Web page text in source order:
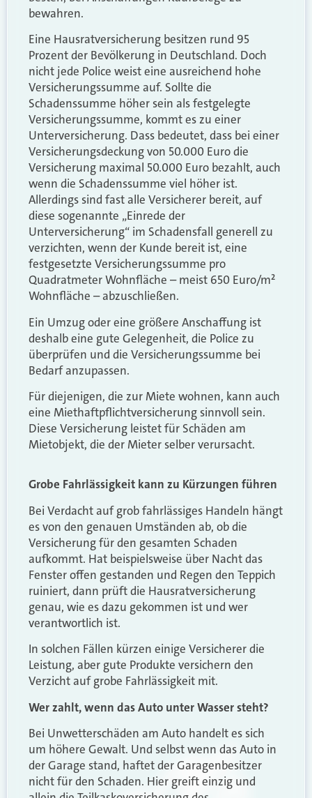
bewahren.
Eine Hausratversicherung besitzen rund 95
Prozent der Bevölkerung in Deutschland. Doch
nicht jede Police weist eine ausreichend hohe
Versicherungssumme auf. Sollte die
Schadenssumme höher sein als festgelegte
Versicherungssumme, kommt es zu einer
Unterversicherung. Dass bedeutet, dass bei einer
Versicherungsdeckung von 50.000 Euro die
Versicherung maximal 50.000 Euro bezahlt, auch
wenn die Schadenssumme viel höher ist.
Allerdings sind fast alle Versicherer bereit, auf
diese sogenannte „Einrede der
Unterversicherung“ im Schadensfall generell zu
verzichten, wenn der Kunde bereit ist, eine
festgesetzte Versicherungssumme pro
Quadratmeter Wohnfläche – meist 650 Euro/m²
Wohnfläche – abzuschließen.
Ein Umzug oder eine größere Anschaffung ist
deshalb eine gute Gelegenheit, die Police zu
überprüfen und die Versicherungssumme bei
Bedarf anzupassen.
Für diejenigen, die zur Miete wohnen, kann auch
eine Miethaftpflichtversicherung sinnvoll sein.
Diese Versicherung leistet für Schäden am
Mietobjekt, die der Mieter selber verursacht.
Grobe Fahrlässigkeit kann zu Kürzungen führen
Bei Verdacht auf grob fahrlässiges Handeln hängt
es von den genauen Umständen ab, ob die
Versicherung für den gesamten Schaden
aufkommt. Hat beispielsweise über Nacht das
Fenster offen gestanden und Regen den Teppich
ruiniert, dann prüft die Hausratversicherung
genau, wie es dazu gekommen ist und wer
verantwortlich ist.
In solchen Fällen kürzen einige Versicherer die
Leistung, aber gute Produkte versichern den
Verzicht auf grobe Fahrlässigkeit mit.
Wer zahlt, wenn das Auto unter Wasser steht?
Bei Unwetterschäden am Auto handelt es sich
um höhere Gewalt. Und selbst wenn das Auto in
der Garage stand, haftet der Garagenbesitzer
nicht für den Schaden. Hier greift einzig und